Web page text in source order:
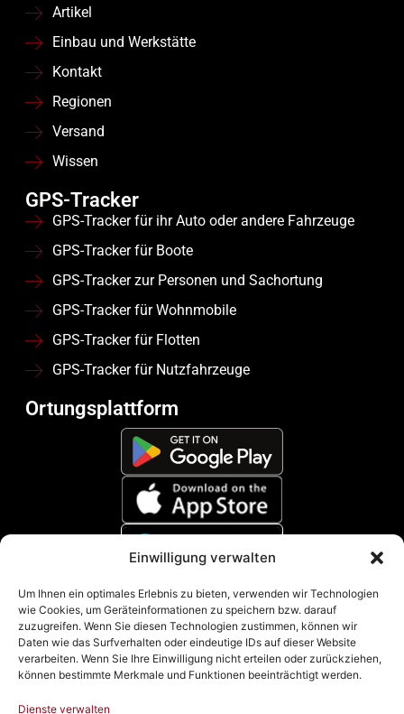
Einwilligung verwalten
Um Ihnen ein optimales Erlebnis zu bieten, verwenden wir Technologien
wie Cookies, um Geräteinformationen zu speichern bzw. darauf
zuzugreifen. Wenn Sie diesen Technologien zustimmen, können wir
Daten wie das Surfverhalten oder eindeutige IDs auf dieser Website
verarbeiten. Wenn Sie Ihre Einwilligung nicht erteilen oder zurückziehen,
können bestimmte Merkmale und Funktionen beeinträchtigt werden.
Dienste verwalten
Artikel
Einbau und Werkstätte
Kontakt
Regionen
Versand
Wissen
GPS-Tracker
GPS-Tracker für ihr Auto oder andere Fahrzeuge
GPS-Tracker für Boote
GPS-Tracker zur Personen und Sachortung
GPS-Tracker für Wohnmobile
GPS-Tracker für Flotten
GPS-Tracker für Nutzfahrzeuge
Ortungsplattform
Zahlungsmethoden